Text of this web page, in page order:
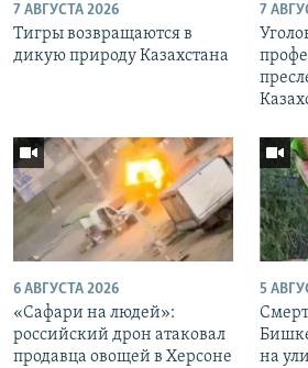
7 АВГУСТА 2026
Тигры возвращаются в
дикую природу Казахстана
7
6 АВГУСТА 2026
«Cафари на людей»:
российский дрон атаковал
продавца овощей в Херсоне
5
на